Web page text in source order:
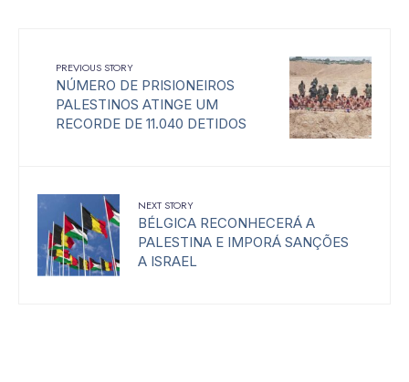
PREVIOUS STORY
NÚMERO DE PRISIONEIROS
PALESTINOS ATINGE UM
RECORDE DE 11.040 DETIDOS
NEXT STORY
BÉLGICA RECONHECERÁ A
PALESTINA E IMPORÁ SANÇÕES
A ISRAEL